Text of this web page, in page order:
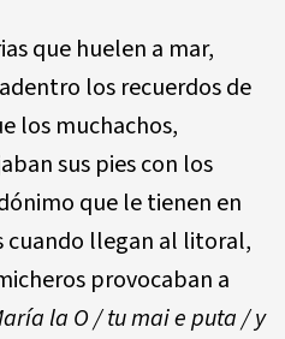
que huelen a mar,
los recuerdos de
los muchachos,
sus pies con los
que le tienen en
cuando llegan al litoral,
provocaban a
la O / tu mai e puta / y